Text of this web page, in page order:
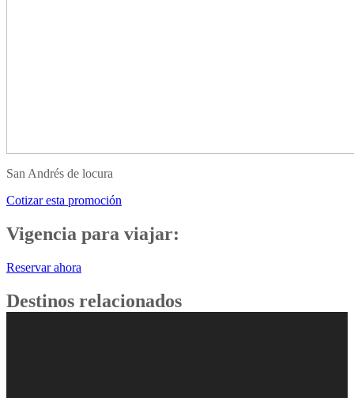
San Andrés de locura
Cotizar esta promoción
Vigencia para viajar:
Reservar ahora
Destinos relacionados